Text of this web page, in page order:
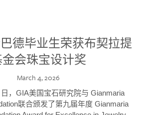
德毕业生荣获布契拉提
会珠宝设计奖
March 4, 2026
，GIA美国宝石研究院与 Gianmaria
联合颁发了第九届年度 Gianmaria